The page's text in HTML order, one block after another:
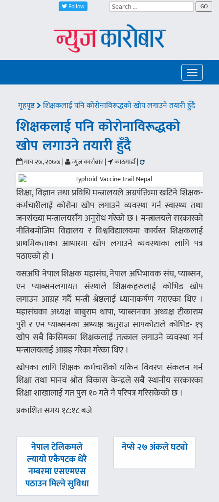
Follow GO
Toggle
गृहपृष्ठ शिक्षकलाई पनि कोरोनाविरूद्धको खोप लगाउने तयारी हुँदै
शिक्षकलाई पनि कोरोनाविरूद्धको
खोप लगाउने तयारी हुँदै
माघ २७, २०७७ | न्युज कारोबार | काठमाडौं |
शिक्षा, विज्ञान तथा प्रविधि मन्त्रालयले अग्रपंक्तिमा खटिने शिक्षक-
कर्मचारीलाई कोरोना खोप लगाउने व्यवस्था गर्न स्वास्थ्य तथा
जनसंख्या मन्त्रालयसँग अनुरोध गरेको छ । मन्त्रालयले सरकारको
नीतिबमोजिम विद्यालय र विश्वविद्यालयमा कार्यरत शिक्षकलाई
प्राथमिकताका आधारमा खोप लगाउने व्यवस्थाका लागि पत्र
पठाएको हो ।
यसअघि नेपाल शिक्षक महासंघ, नेपाल अभिभावक संघ, प्याब्सन,
एन प्याब्सनलगायत संस्थाले शिक्षकहरुलाई कोभिड खोप
लगाउन आग्रह गर्दै मन्त्री श्रेष्ठलाई ध्यानाकर्षण गराएका थिए ।
महासंघका अध्यक्ष बाबुराम थापा, प्याब्सनका अध्यक्ष टीकाराम
पुरी र एन प्याब्सनका अध्यक्ष ऋतुराज सापकोटाले कोभिड- १९
खोप सबै किसिमका शिक्षकलाई तत्काल लगाउने व्यवस्था गर्न
मन्त्रालयलाई आग्रह गरेका गरेका थिए ।
खोपका लागि शिक्षक कर्मचारीको यकिन विवरण संकलन गर्न
शिक्षा तथा मानव श्रोत विकास केन्द्रले सबै स्थानीय सरकारका
शिक्षा शाखालाई गत पुस १० गते नै परिपत्र गरिसकेको छ ।
प्रकाशित समय १८:१८ बजे
पछिल्लाे
-
नेपाल टेलिकमले
ल्यायो एकैपटक धेरै
नम्बरमा एसएमएस
पठाउन मिल्ने सुविधा
अघिल्लाे
नेप्से २७ अंकले घट्यो